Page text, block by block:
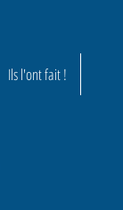
Ils l'ont fait !